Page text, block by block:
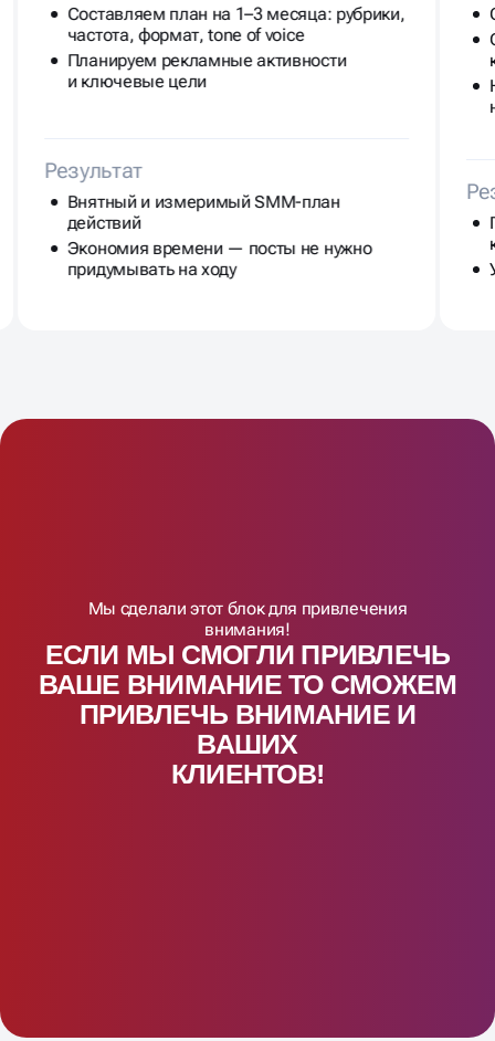
Составляем план на 1–3 месяца: рубрики,
частота, формат, tone of voice
Планируем рекламные активности
и ключевые цели
Результат
Внятный и измеримый SMM-план
действий
Экономия времени — посты не нужно
придумывать на ходу
Мы сделали этот блок для привлечения
внимания!
ЕСЛИ МЫ СМОГЛИ ПРИВЛЕЧЬ
ВАШЕ ВНИМАНИЕ ТО СМОЖЕМ
ПРИВЛЕЧЬ ВНИМАНИЕ И
ВАШИX
КЛИЕНТОВ!